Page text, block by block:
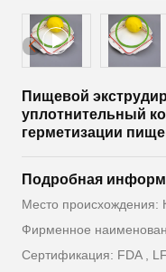
Пищевой
уплотнительный
герметизации
Подробная
Место происхождения:
Фирменное
Сертификация: FDA ,